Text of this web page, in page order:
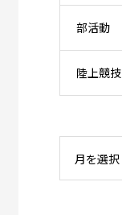
部活動
陸上競技
月を選択